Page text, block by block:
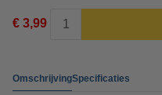
€ 3,99
OmschrijvingSpecificaties